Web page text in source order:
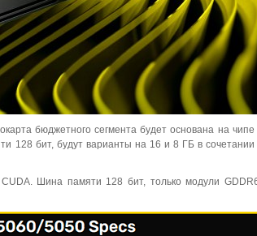
бюджетного сегмента будет основана на чипе
128 бит, будут варианты на 16 и 8 ГБ в сочетании
Шина памяти 128 бит, только модули